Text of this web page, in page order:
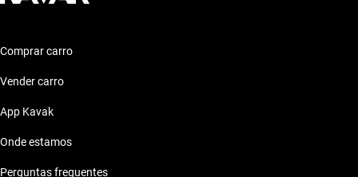
Comprar carro
Vender carro
App Kavak
Onde estamos
Perguntas frequentes